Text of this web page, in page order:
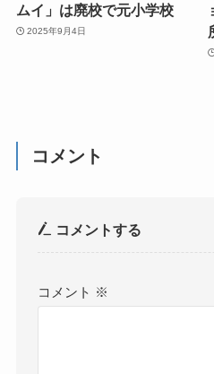
ムイ」は廃校で元小学校
2025年9月4日
コメント
コメントする
コメント ※